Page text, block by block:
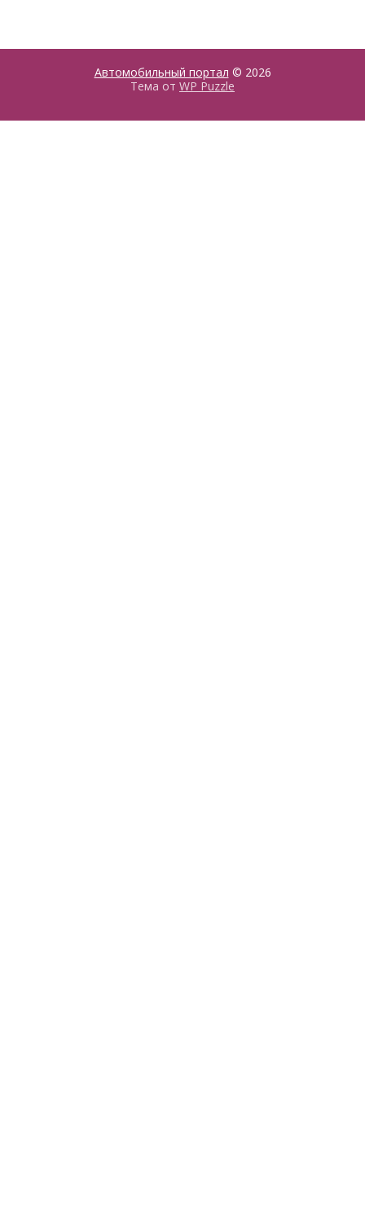
Автомобильный портал © 2026
Тема от WP Puzzle